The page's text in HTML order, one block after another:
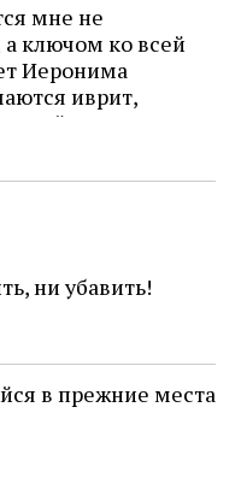
мне не
а ключом ко всей
Иеронима
иврит,
смысл и
исправления, и
исправление как
нами человек,
возмущение
многовекового
последнее
ни убавить!
в прежние места